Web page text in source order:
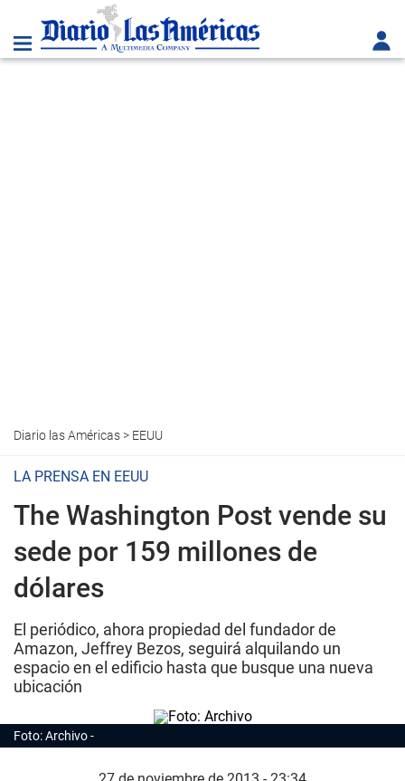
Diario las Américas> EEUU
LA PRENSA EN EEUU
The Washington Post vende su
sede por 159 millones de
dólares
El periódico, ahora propiedad del fundador de
Amazon, Jeffrey Bezos, seguirá alquilando un
espacio en el edificio hasta que busque una nueva
ubicación
Foto: Archivo